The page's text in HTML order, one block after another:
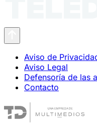
Aviso de
Aviso Legal
Defensoría de las
Contacto